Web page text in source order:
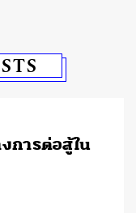
การต่อสู้ใน